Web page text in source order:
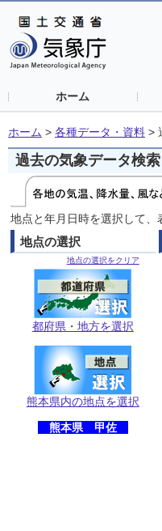
ホーム
ホーム > 各種データ・資料 >
過去の気象データ検索
地点と年月日時を選択して
地点の選択
地点の選択をクリア
都府県・地方を選択
熊本県内の地点を選択
熊本県 甲佐